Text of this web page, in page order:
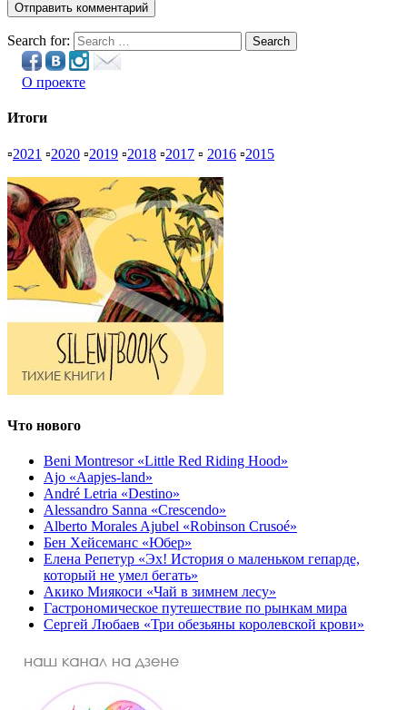
Search for: Search
О проекте
Итоги
▫2021 ▫2020 ▫2019 ▫2018 ▫2017 ▫ 2016 ▫2015
Что нового
Beni Montresor «Little Red Riding Hood»
Ajo «Aapjes-land»
André Letria «Destino»
Alessandro Sanna «Crescendo»
Alberto Morales Ajubel «Robinson Crusoé»
Бен Хейсеманс «Юбер»
Елена Репетур «Эх! История о маленьком гепарде,
который не умел бегать»
Акико Миякоси «Чай в зимнем лесу»
Гастрономическое путешествие по рынкам мира
Сергей Любаев «Три обезьяны королевской крови»